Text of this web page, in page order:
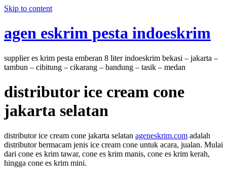
Skip to content
agen eskrim pesta indoeskrim
supplier es krim pesta emberan 8 liter indoeskrim bekasi – jakarta –
tambun – cibitung – cikarang – bandung – tasik – medan
distributor ice cream cone
jakarta selatan
distributor ice cream cone jakarta selatan ageneskrim.com adalah
distributor bermacam jenis ice cream cone untuk acara, jualan. Mulai
dari cone es krim tawar, cone es krim manis, cone es krim kerah,
hingga cone es krim mini.